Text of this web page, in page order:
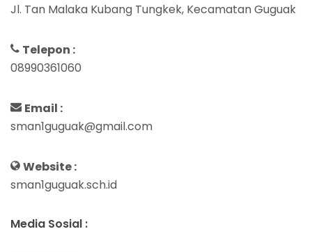
Jl. Tan Malaka Kubang Tungkek, Kecamatan Guguak
Telepon :
08990361060
Email :
sman1guguak@gmail.com
Website :
sman1guguak.sch.id
Media Sosial :